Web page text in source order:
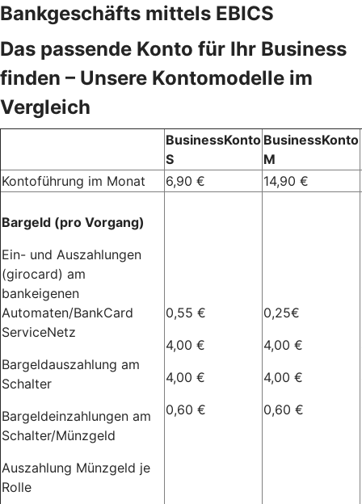
Bankgeschäfts mittels EBICS
Das passende Konto für Ihr Business
finden – Unsere Kontomodelle im
Vergleich
BusinessKonto
S
BusinessKonto
M
Kontoführung im Monat
6,90 € 14,90 €
Bargeld (pro Vorgang)
Ein- und Auszahlungen
(girocard) am
bankeigenen
Automaten/BankCard
ServiceNetz
Bargeldauszahlung am
Schalter
Bargeldeinzahlungen am
Schalter/Münzgeld
Auszahlung Münzgeld je
Rolle
0,55 €
4,00 €
4,00 €
0,60 €
0,25€
4,00 €
4,00 €
0,60 €